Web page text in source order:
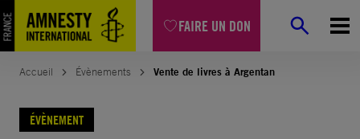
FAIRE UN DON
Accueil Évènements Vente de livres à Argentan
ÉVÈNEMENT